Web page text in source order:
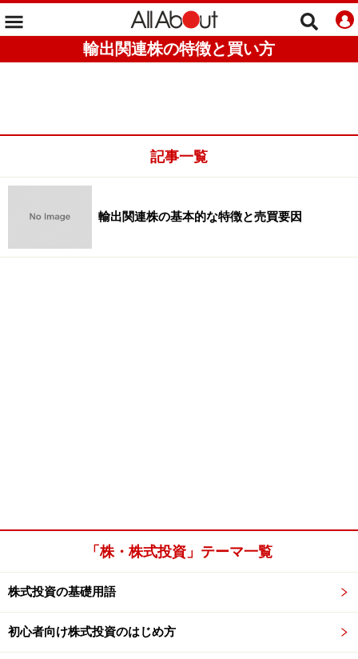
輸出関連株の特徴と買い方
記事一覧
輸出関連株の基本的な特徴と売買要因
「株・株式投資」テーマ一覧
株式投資の基礎用語
初心者向け株式投資のはじめ方